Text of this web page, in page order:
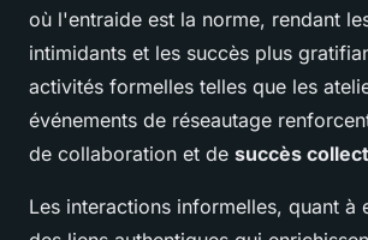
où l'entraide est la norme, rendant
intimidants et les succès plus
activités formelles telles que les
événements de réseautage
de collaboration et de succès
Les interactions informelles, quant à